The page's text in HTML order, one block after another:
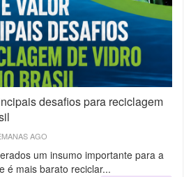
desafios para reciclagem
AGO
um insumo importante para a
é mais barato reciclar...